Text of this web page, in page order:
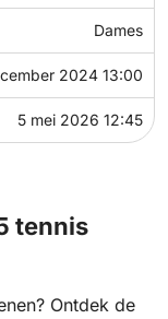
Dames
2024 13:00
5 mei 2026 12:45
tennis
Ontdek de